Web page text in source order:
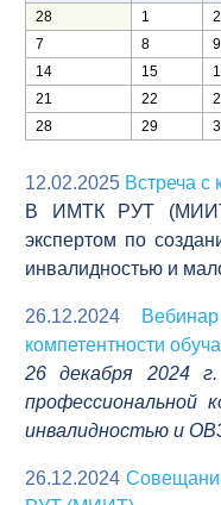
28
1 2
7
8 9
14
15
21
22
28
29
12.02.2025 Встреча с
В ИМТК РУТ (МИИТ)
экспертом по
инвалидностью и
26.12.2024
компетентности
26 декабря 2024
профессиональной
инвалидностью и
26.12.2024